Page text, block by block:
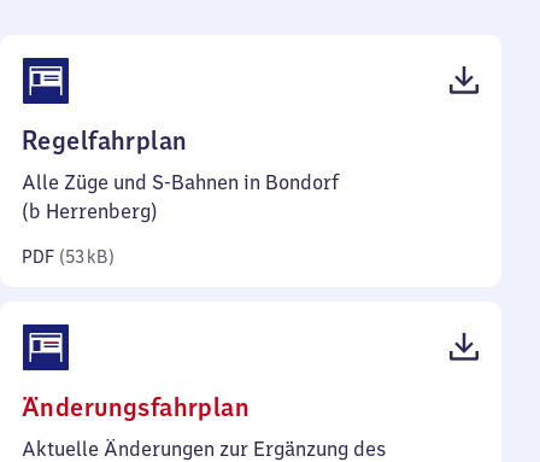
Regelfahrplan
53
Alle Züge und S-Bahnen in Bondorf
(b Herrenberg)
PDF (53 kB)
Änderungsfahrplan
130
Aktuelle Änderungen zur Ergänzung des